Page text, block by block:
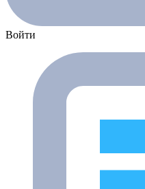
Войти